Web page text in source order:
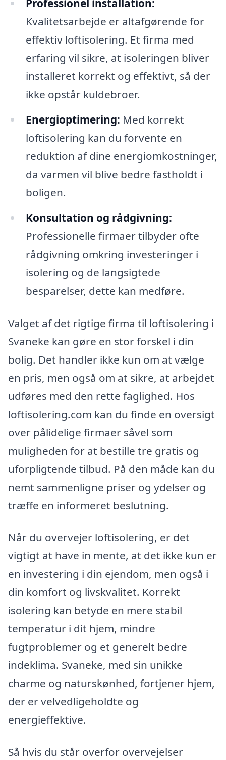
Professionel installation:
Kvalitetsarbejde er altafgørende for
effektiv loftisolering. Et firma med
erfaring vil sikre, at isoleringen bliver
installeret korrekt og effektivt, så der
ikke opstår kuldebroer.
Energioptimering: Med korrekt
loftisolering kan du forvente en
reduktion af dine energiomkostninger,
da varmen vil blive bedre fastholdt i
boligen.
Konsultation og rådgivning:
Professionelle firmaer tilbyder ofte
rådgivning omkring investeringer i
isolering og de langsigtede
besparelser, dette kan medføre.
Valget af det rigtige firma til loftisolering i
Svaneke kan gøre en stor forskel i din
bolig. Det handler ikke kun om at vælge
en pris, men også om at sikre, at arbejdet
udføres med den rette faglighed. Hos
loftisolering.com kan du finde en oversigt
over pålidelige firmaer såvel som
muligheden for at bestille tre gratis og
uforpligtende tilbud. På den måde kan du
nemt sammenligne priser og ydelser og
træffe en informeret beslutning.
Når du overvejer loftisolering, er det
vigtigt at have in mente, at det ikke kun er
en investering i din ejendom, men også i
din komfort og livskvalitet. Korrekt
isolering kan betyde en mere stabil
temperatur i dit hjem, mindre
fugtproblemer og et generelt bedre
indeklima. Svaneke, med sin unikke
charme og naturskønhed, fortjener hjem,
der er velvedligeholdte og
energieffektive.
Så hvis du står overfor overvejelser